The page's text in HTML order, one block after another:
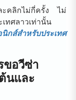
ะคลิกไม่กี่ครั้ง ไม่
ทศลาวเท่านั้น
นิกส์สำหรับประเทศ
ขอวีซ่า
นและ